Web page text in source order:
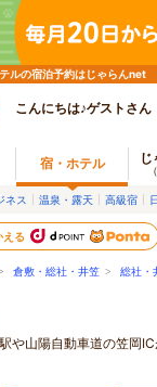
ルの宿泊予約はじゃらんnet
こんにちは♪ゲストさん
宿・ホテル じ
ネス 温泉・露天 高級宿
える
倉敷・総社・井笠 > 総社・
や山陽自動車道の笠岡